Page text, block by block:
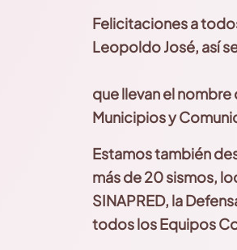
Felicitaciones a
Leopoldo José, así
que llevan el nombre
Municipios y
Estamos también
más de 20 sismos,
SINAPRED, la
todos los Equipos